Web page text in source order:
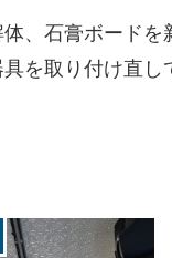
、石膏ボードを
を取り付け直し